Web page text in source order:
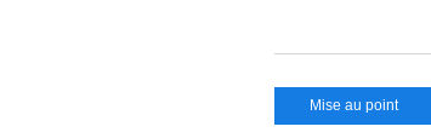
Mise au point